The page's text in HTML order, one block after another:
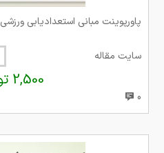
پاورپوینت مبانی استعدادیابی ورزشی
سایت مقاله
2,500 تومان
0